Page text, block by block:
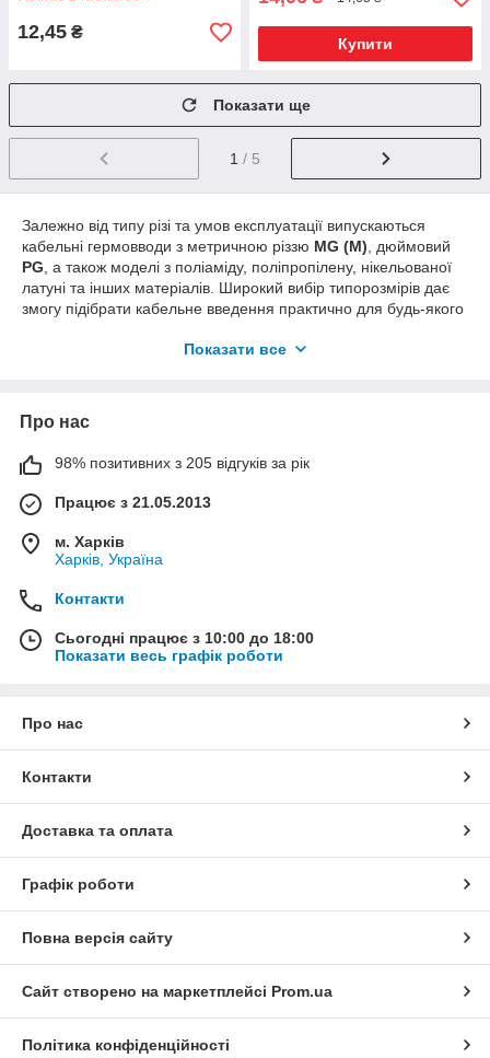
12,45 ₴
Купити
Показати ще
1 / 5
Залежно від типу різі та умов експлуатації випускаються
кабельні гермовводи з метричною різзю MG (M) , дюймовий
PG , а також моделі з поліаміду, поліпропілену, нікельованої
латуні та інших матеріалів. Широкий вибір типорозмірів дає
змогу підібрати кабельне введення практично для будь-якого
Сільники кабельні є обов'язковим елементом професійного
електрообладнання й забезпечити безпечну експлуатацію
відкритому повітрі.
Кабельні гермовводи забезпечують:
захист обладнання від пилу та вологи;
пошкоджень;
стійкість місця введення до впливу ультрафіолету,
Показати все
Про нас
98% позитивних з 205 відгуків за рік
Працює з 21.05.2013
м. Харків
Харків, Україна
Контакти
Сьогодні працює з 10:00 до 18:00
Показати весь графік роботи
Про нас
Контакти
Доставка та оплата
Графік роботи
Повна версія сайту
Сайт створено на маркетплейсі Prom.ua
Політика конфіденційності